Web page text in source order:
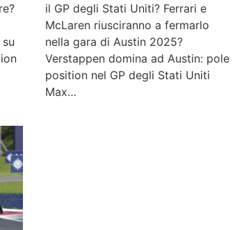
il GP degli Stati Uniti? Ferrari e
McLaren riusciranno a fermarlo
nella gara di Austin 2025?
Verstappen domina ad Austin: pole
position nel GP degli Stati Uniti
Max…